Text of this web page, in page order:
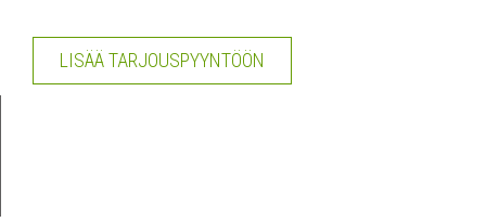
LISÄÄ TARJOUSPYYNTÖÖN